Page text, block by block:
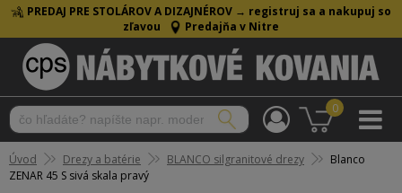
PREDAJ PRE STOLÁROV A DIZAJNÉROV → registruj sa a nakupuj so
zľavou
Predajňa v Nitre
0
Úvod Drezy a batérie BLANCO silgranitové drezy
Blanco
ZENAR 45 S sivá skala pravý